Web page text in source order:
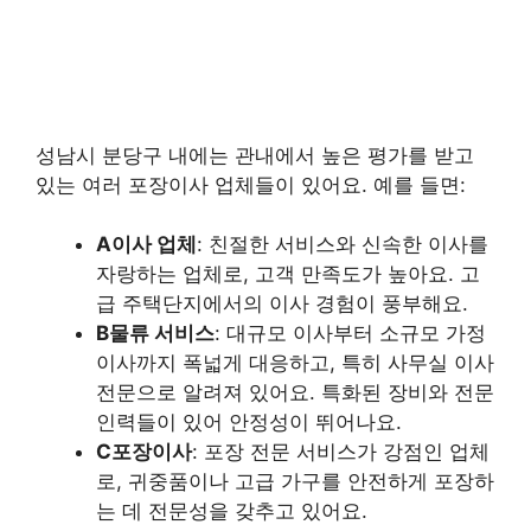
성남시 분당구 내에는 관내에서 높은 평가를 받고
있는 여러 포장이사 업체들이 있어요. 예를 들면:
A이사 업체 : 친절한 서비스와 신속한 이사를
자랑하는 업체로, 고객 만족도가 높아요. 고
급 주택단지에서의 이사 경험이 풍부해요.
B물류 서비스: 대규모 이사부터 소규모 가정
이사까지 폭넓게 대응하고, 특히 사무실 이사
전문으로 알려져 있어요. 특화된 장비와 전문
인력들이 있어 안정성이 뛰어나요.
C포장이사: 포장 전문 서비스가 강점인 업체
로, 귀중품이나 고급 가구를 안전하게 포장하
는 데 전문성을 갖추고 있어요.